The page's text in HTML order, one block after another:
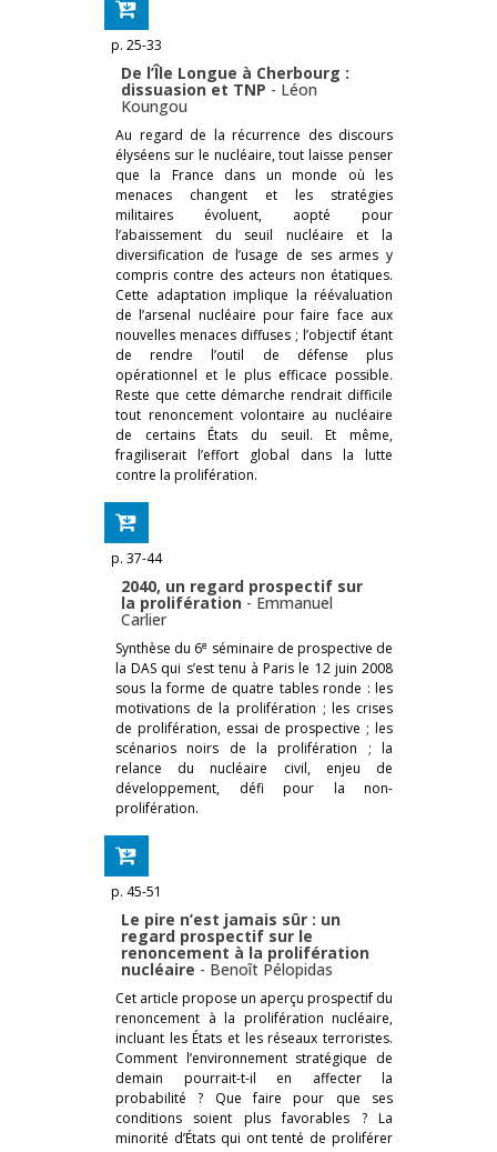
p. 25-33
De l’Île Longue à Cherbourg :
dissuasion et TNP - Léon
Koungou
Au regard de la récurrence des discours
élyséens sur le nucléaire, tout laisse penser
que la France dans un monde où les
menaces changent et les stratégies
militaires évoluent, aopté pour
l’abaissement du seuil nucléaire et la
diversification de l’usage de ses armes y
compris contre des acteurs non étatiques.
Cette adaptation implique la réévaluation
de l’arsenal nucléaire pour faire face aux
nouvelles menaces diffuses ; l’objectif étant
de rendre l’outil de défense plus
opérationnel et le plus efficace possible.
Reste que cette démarche rendrait difficile
tout renoncement volontaire au nucléaire
de certains États du seuil. Et même,
fragiliserait l’effort global dans la lutte
contre la prolifération.
p. 37-44
2040, un regard prospectif sur
la prolifération - Emmanuel
Carlier
Synthèse du 6e séminaire de prospective de
la DAS qui s’est tenu à Paris le 12 juin 2008
sous la forme de quatre tables ronde : les
motivations de la prolifération ; les crises
de prolifération, essai de prospective ; les
scénarios noirs de la prolifération ; la
relance du nucléaire civil, enjeu de
développement, défi pour la non-
prolifération.
p. 45-51
Le pire n’est jamais sûr : un
regard prospectif sur le
renoncement à la prolifération
nucléaire - Benoît Pélopidas
Cet article propose un aperçu prospectif du
renoncement à la prolifération nucléaire,
incluant les États et les réseaux terroristes.
Comment l’environnement stratégique de
demain pourrait-t-il en affecter la
probabilité ? Que faire pour que ses
conditions soient plus favorables ? La
minorité d’États qui ont tenté de proliférer